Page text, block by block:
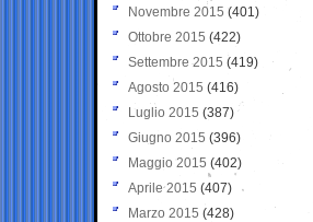
Novembre 2015 (401)
Ottobre 2015 (422)
Settembre 2015 (419)
Agosto 2015 (416)
Luglio 2015 (387)
Giugno 2015 (396)
Maggio 2015 (402)
Aprile 2015 (407)
Marzo 2015 (428)